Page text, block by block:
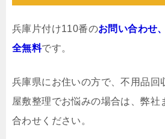
兵庫片付け110番のお問い合わせ
全無料です。
兵庫県にお住いの方で、不用品回
屋敷整理でお悩みの場合は、弊社
合わせください。